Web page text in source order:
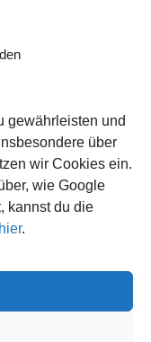
gewährleisten und
über
wir Cookies ein.
wie Google
kannst du die
hier.